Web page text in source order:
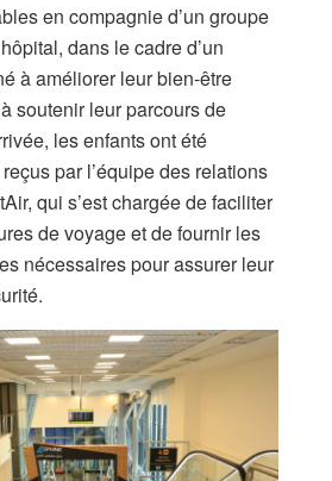
en compagnie d’un groupe
dans le cadre d’un
à améliorer leur bien-être
soutenir leur parcours de
les enfants ont été
par l’équipe des relations
qui s’est chargée de faciliter
de voyage et de fournir les
nécessaires pour assurer leur